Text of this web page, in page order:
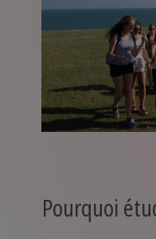
Pourquoi